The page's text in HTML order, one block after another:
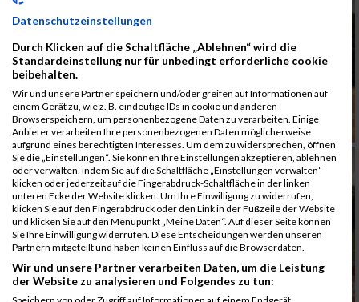
Datenschutzeinstellungen
Durch Klicken auf die Schaltfläche „Ablehnen“ wird die
Standardeinstellung nur für unbedingt erforderliche cookie
beibehalten.
Wir und unsere Partner speichern und/oder greifen auf Informationen auf
einem Gerät zu, wie z. B. eindeutige IDs in cookie und anderen
Browserspeichern, um personenbezogene Daten zu verarbeiten. Einige
Anbieter verarbeiten Ihre personenbezogenen Daten möglicherweise
aufgrund eines berechtigten Interesses. Um dem zu widersprechen, öffnen
Sie die „Einstellungen“. Sie können Ihre Einstellungen akzeptieren, ablehnen
oder verwalten, indem Sie auf die Schaltfläche „Einstellungen verwalten“
klicken oder jederzeit auf die Fingerabdruck-Schaltfläche in der linken
unteren Ecke der Website klicken. Um Ihre Einwilligung zu widerrufen,
klicken Sie auf den Fingerabdruck oder den Link in der Fußzeile der Website
und klicken Sie auf den Menüpunkt „Meine Daten“. Auf dieser Seite können
Sie Ihre Einwilligung widerrufen. Diese Entscheidungen werden unseren
Partnern mitgeteilt und haben keinen Einfluss auf die Browserdaten.
Wir und unsere Partner verarbeiten Daten, um die Leistung
der Website zu analysieren und Folgendes zu tun:
Speichern von oder Zugriff auf Informationen auf einem Endgerät.